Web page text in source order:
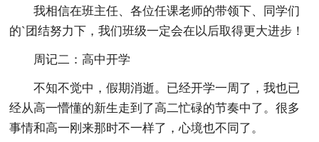
我相信在班主任、各位任课老师的带领下、同学们
的`团结努力下，我们班级一定会在以后取得更大进步！
周记二：高中开学
不知不觉中，假期消逝。已经开学一周了，我也已
经从高一懵懂的新生走到了高二忙碌的节奏中了。很多
事情和高一刚来那时不一样了，心境也不同了。